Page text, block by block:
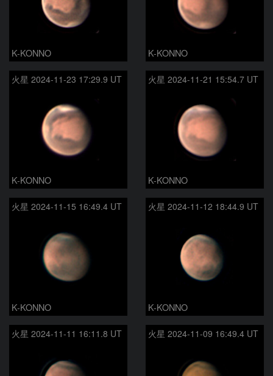
K-KONNO K-KONNO
火星 2024-11-23 17:29.9 UT
K-KONNO
火星 2024-11-21 15:54.7 UT
K-KONNO
火星 2024-11-15 16:49.4 UT
K-KONNO
火星 2024-11-12 18:44.9 UT
K-KONNO
火星 2024-11-11 16:11.8 UT 火星 2024-11-09 16:49.4 UT